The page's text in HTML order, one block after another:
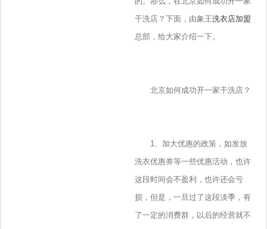
干洗店？下面，由象王洗衣店加盟
总部，给大家介绍一下。
北京如何成功开一家干洗店？
1、加大优惠的政策，如发放
洗衣优惠券等一些优惠活动，也许
这段时间会不盈利，也许还会亏
损，但是，一旦过了这段淡季，有
了一定的消费群，以后的经营就不